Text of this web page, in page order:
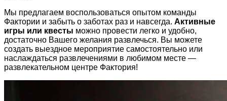
Мы предлагаем воспользоваться опытом команды
Фактории и забыть о заботах раз и навсегда. Активные
игры или квесты можно провести легко и удобно,
достаточно Вашего желания развлечься. Вы можете
создать выездное мероприятие самостоятельно или
наслаждаться развлечениями в любимом месте —
развлекательном центре Фактория!